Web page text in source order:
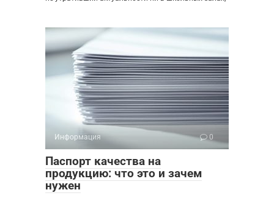
Информация 0
Паспорт качества на
продукцию: что это и зачем
нужен